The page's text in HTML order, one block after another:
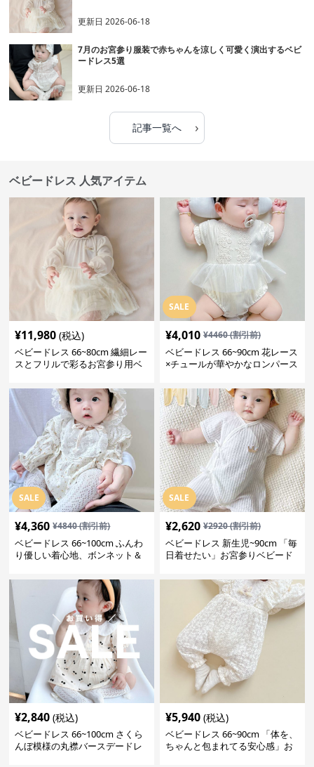
更新日2026-06-18
7月のお宮参り服装で赤ちゃんを涼しく可愛く演出するベビ
ードレス5選
更新日2026-06-18
記事一覧へ ›
ベビードレス 人気アイテム
¥11,980 (税込)
ベビードレス 66~80cm 繊細レー
スとフリルで彩るお宮参り用ベ
SALE
¥4,010 ¥4460(割引前)
ベビードレス 66~90cm 花レース
×チュールが華やかなロンパース
SALE
¥4,360 ¥4840(割引前)
ベビードレス 66~100cm ふんわ
り優しい着心地、ボンネット＆
レス 記念フォト
SALE
¥2,620 ¥2920(割引前)
ベビードレス 新生児~90cm 「毎
日着せたい」お宮参りベビード
¥2,840 (税込)
ベビードレス 66~100cm さくら
んぼ模様の丸襟バースデードレ
¥5,940 (税込)
ベビードレス 66~90cm 「体を、
ちゃんと包まれてる安心感」お